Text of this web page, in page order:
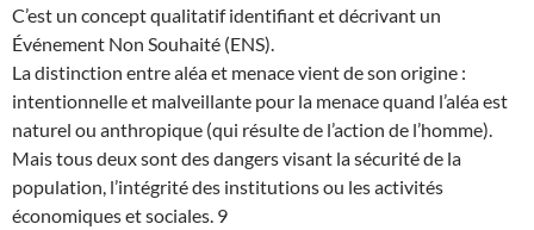
C’est un concept qualitatif identifiant et décrivant un
Événement Non Souhaité (ENS).
La distinction entre aléa et menace vient de son origine :
intentionnelle et malveillante pour la menace quand l’aléa est
naturel ou anthropique (qui résulte de l’action de l’homme).
Mais tous deux sont des dangers visant la sécurité de la
population, l’intégrité des institutions ou les activités
économiques et sociales. 9